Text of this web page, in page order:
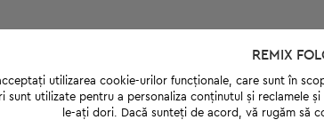
REMIX
utilizarea cookie-urilor funcționale, care sunt în
sunt utilizate pentru a personaliza conținutul și reclamele
le-ați dori. Dacă sunteți de acord, vă rugăm să